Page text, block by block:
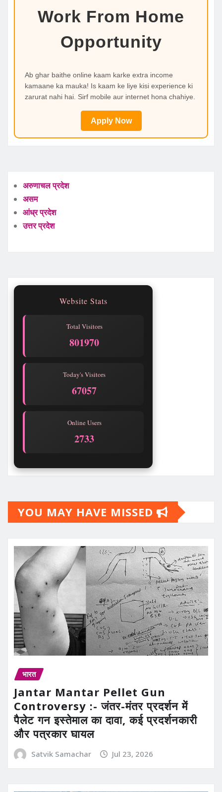
Work From Home
Opportunity
Ab ghar baithe online kaam karke extra income
kamaane ka mauka! Is kaam ke liye kisi experience ki
zarurat nahi hai. Sirf mobile aur internet hona chahiye.
Apply Now
अरुणाचल प्रदेश
असम
आंध्र प्रदेश
उत्तर प्रदेश
Website Stats
Total Visitors
801970
Today's Visitors
67057
Online Users
2733
YOU MAY HAVE MISSED
भारत
Jantar Mantar Pellet Gun
Controversy :- जंतर-मंतर प्रदर्शन में
पैलेट गन इस्तेमाल का दावा, कई प्रदर्शनकारी
और पत्रकार घायल
Satvik Samachar Jul 23, 2026